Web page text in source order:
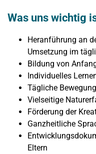
Was uns wichtig
Heranführung an
Umsetzung im
Bildung von
Individuelles
Tägliche
Vielseitige
Förderung der
Ganzheitliche
Eltern